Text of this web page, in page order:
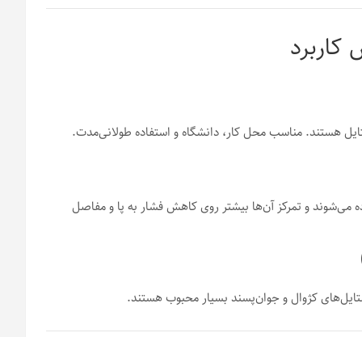
هستند. مناسب محل کار، دانشگاه و استفاده طولانی‌مدت.
می‌شوند و تمرکز آن‌ها بیشتر روی کاهش فشار به پا و مفاصل
کژوال و جوان‌پسند بسیار محبوب هستند.